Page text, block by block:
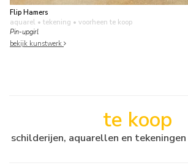
Flip Hamers
aquarel • tekening • voorheen te koop
Pin-upgirl
bekijk kunstwerk
te koop
schilderijen, aquarellen en